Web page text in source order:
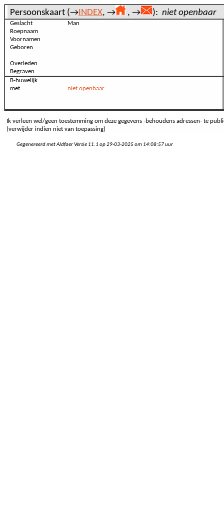
Persoonskaart (→INDEX, → , → ): niet openbaar
Geslacht
Man
Roepnaam
Voornamen
Geboren
Overleden
Begraven
B-huwelijk
met
niet openbaar
Ik verleen wel/geen toestemming om deze gegevens -behoudens adressen- te
(verwijder indien niet van toepassing)
Gegenereerd met Aldfaer Versie 11.1 op 29-03-2025 om 14:08:57 uur